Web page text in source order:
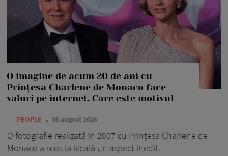
O imagine de acum 20 de ani cu
Prințesa Charlene de Monaco face
valuri pe internet. Care este motivul
— PEOPLE 06 august 2026
O fotografie realizată în 2007 cu Prințesa Charlene de
Monaco a scos la iveală un aspect inedit.